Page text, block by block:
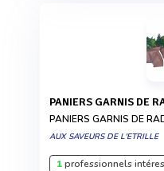
PANIERS GARNIS DE
PANIERS GARNIS DE
AUX SAVEURS DE L'ETRILLE
1professionnels